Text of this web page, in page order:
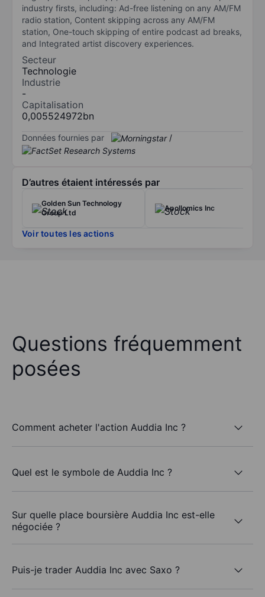
industry firsts, including: Ad-free listening on any AM/FM
radio station, Content skipping across any AM/FM
station, One-touch skipping of entire podcast ad breaks,
and Integrated artist discovery experiences.
Secteur
Technologie
Industrie
-
Capitalisation
0,005524972bn
Données fournies par /
D’autres étaient intéressés par
Golden Sun Technology
Group Ltd
Apollomics Inc
Voir toutes les actions
Questions fréquemment
posées
Comment acheter l'action Auddia Inc ?
Quel est le symbole de Auddia Inc ?
Sur quelle place boursière Auddia Inc est-elle
négociée ?
Puis-je trader Auddia Inc avec Saxo ?